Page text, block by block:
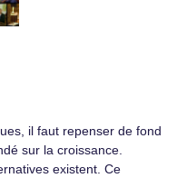
il faut repenser de fond
sur la croissance.
existent. Ce